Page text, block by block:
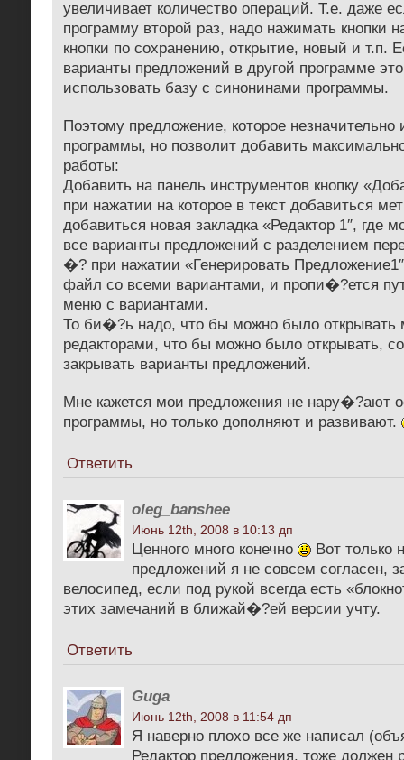
увеличивает количество операций. Т.е. даже
программу второй раз, надо нажимать кнопки
кнопки по сохранению, открытие, новый и т.п.
варианты предложений в другой программе
использовать базу с синонинами программы.
Поэтому предложение, которое незначительно
программы, но позволит добавить
работы:
Добавить на панель инструментов кнопку
при нажатии на которое в текст добавиться
добавиться новая закладка «Редактор 1″, где
все варианты предложений с разделением
�? при нажатии «Генерировать
файл со всеми вариантами, и пропи�?ется
меню с вариантами.
То би�?ь надо, что бы можно было открывать
редакторами, что бы можно было открывать,
закрывать варианты предложений.
Мне кажется мои предложения не нару�?ают
программы, но только дополняют и развивают.
Ответить
oleg_banshee
Июнь 12th, 2008 в 10:13 дп
Ценного много конечно
Вот только
предложений я не совсем согласен,
велосипед, если под рукой всегда есть
этих замечаний в ближай�?ей версии учту.
Ответить
Guga
Июнь 12th, 2008 в 11:54 дп
Я наверно плохо все же написал
Редактор предложения, тоже должен